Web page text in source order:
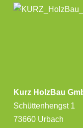
Kurz HolzBau
Schüttenhengst 1
73660 Urbach